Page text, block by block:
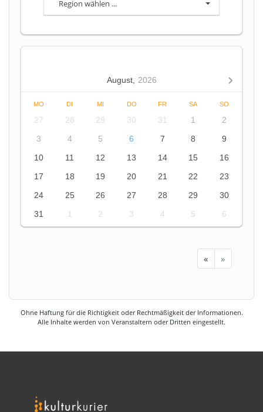
Region wählen ...
August, 2026
MO DI MI DO FR SA SO
27 28 29 30 31 1
2
3
4 5 6 7 8
9
10
11 12 13 14 15
16
17
18 19 20 21 22
23
24
25 26 27 28 29
30
31
1 2 3 4 5 6
« »
Ohne Haftung für die Richtigkeit oder Rechtmäßigkeit der Informationen.
Alle Inhalte werden von Veranstaltern oder Dritten eingestellt.